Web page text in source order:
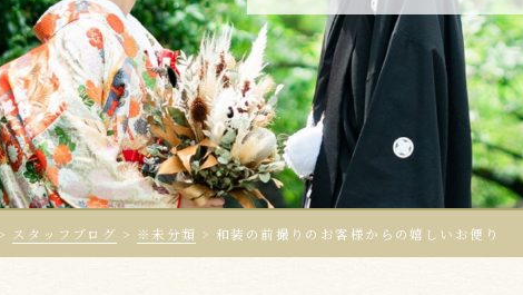
> スタッフブログ > ※未分類 > 和装の前撮りのお客様からの嬉しいお便り